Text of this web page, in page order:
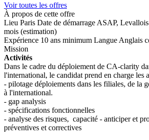
Voir toutes les offres
À propos de cette offre
Lieu Paris Date de démarrage ASAP,
mois (estimation)
Expérience 10 ans minimum Langue Anglais
Mission
Activités
Dans le cadre du déploiement de CA-clarity
l'international, le candidat prend en charge les
- pilotage déploiements dans les filiales, de la
à l'international.
- gap analysis
- spécifications fonctionnelles
- analyse des risques, capacité - anticiper et
préventives et correctives